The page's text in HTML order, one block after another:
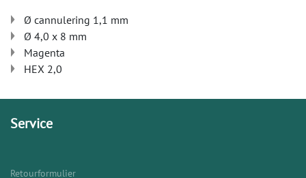
Ø cannulering 1,1 mm
Ø 4,0 x 8 mm
Magenta
HEX 2,0
Service
Retourformulier